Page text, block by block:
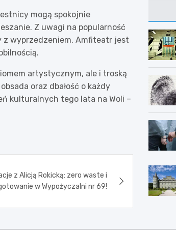
mogą spokojnie
Z uwagi na popularność
z wyprzedzeniem. Amfiteatr jest
artystycznym, ale i troską
oraz dbałość o każdy
kulturalnych tego lata na Woli –
z Alicją Rokicką: zero waste i
w Wypożyczalni nr 69!